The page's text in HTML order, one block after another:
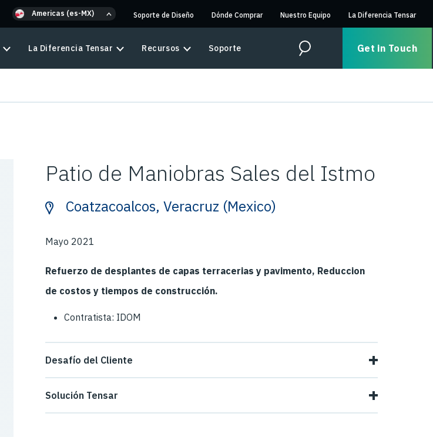
Americas (es-MX) Soporte de Diseño Dónde Comprar Nuestro Equipo La Diferencia Tensar
La Diferencia Tensar Recursos Soporte Search Get in Touch
Patio de Maniobras Sales del Istmo
Coatzacoalcos, Veracruz (Mexico)
Mayo 2021
Refuerzo de desplantes de capas terracerias y pavimento, Reduccion
de costos y tiempos de construcción.
Contratista: IDOM
Desafío del Cliente
Nuestro cliente requería una solución efectiva para reforzar el suelo de
Solución Tensar